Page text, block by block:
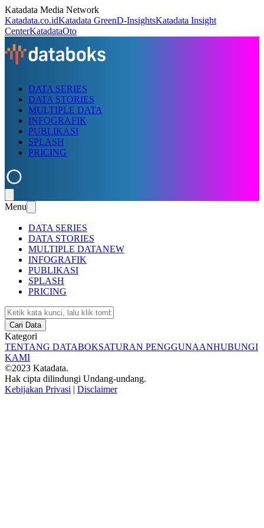
Katadata Media Network
Katadata.co.idKatadata GreenD-InsightsKatadata Insight
CenterKatadataOto
DATA SERIES
DATA STORIES
MULTIPLE DATA
INFOGRAFIK
PUBLIKASI
SPLASH
PRICING
Menu
DATA SERIES
DATA STORIES
MULTIPLE DATANEW
INFOGRAFIK
PUBLIKASI
SPLASH
PRICING
Cari Data
Kategori
TENTANG DATABOKSATURAN PENGGUNAANHUBUNGI
KAMI
©2023 Katadata.
Hak cipta dilindungi Undang-undang.
Kebijakan Privasi | Disclaimer